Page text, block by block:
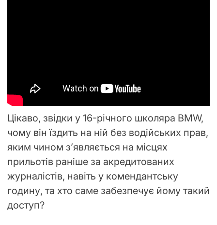
Цікаво, звідки у 16-річного школяра BMW,
чому він їздить на ній без водійських прав,
яким чином зʼявляється на місцях
прильотів раніше за акредитованих
журналістів, навіть у комендантську
годину, та хто саме забезпечує йому такий
доступ?